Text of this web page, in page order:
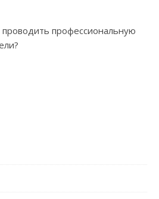
профессиональную